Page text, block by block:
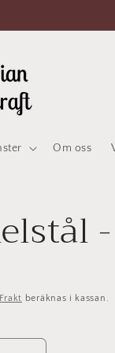
Om oss
Frakt beräknas i kassan.